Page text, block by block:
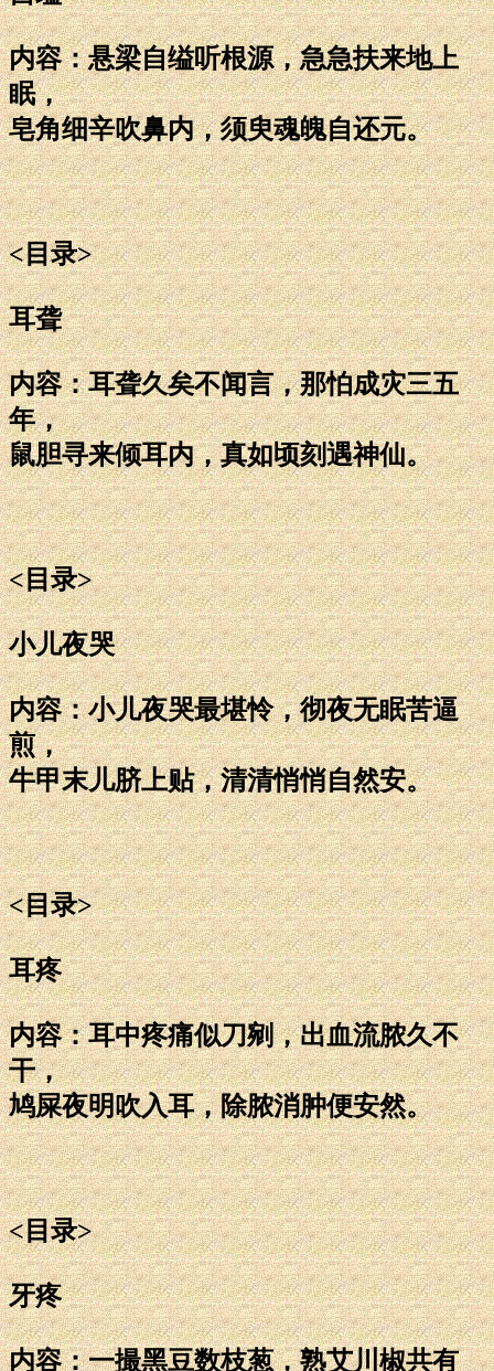
内容：悬梁自缢听根源，急急扶来地上
眠，
皂角细辛吹鼻内，须臾魂魄自还元。
<目录>
耳聋
内容：耳聋久矣不闻言，那怕成灾三五
年，
鼠胆寻来倾耳内，真如顷刻遇神仙。
<目录>
小儿夜哭
内容：小儿夜哭最堪怜，彻夜无眠苦逼
煎，
牛甲末儿脐上贴，清清悄悄自然安。
<目录>
耳疼
内容：耳中疼痛似刀剜，出血流脓久不
干，
鸠屎夜明吹入耳，除脓消肿便安然。
<目录>
牙疼
内容：一撮黑豆数枝葱，熟艾川椒共有